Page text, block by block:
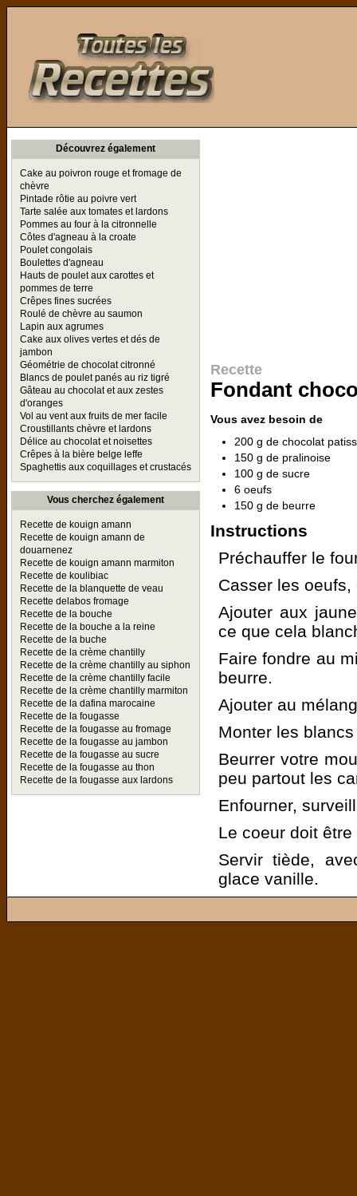
Découvrez également
Cake au poivron rouge et fromage de
chèvre
Pintade rôtie au poivre vert
Tarte salée aux tomates et lardons
Pommes au four à la citronnelle
Côtes d'agneau à la croate
Poulet congolais
Boulettes d'agneau
Hauts de poulet aux carottes et
pommes de terre
Crêpes fines sucrées
Roulé de chèvre au saumon
Lapin aux agrumes
Cake aux olives vertes et dés de
jambon
Géométrie de chocolat citronné
Blancs de poulet panés au riz tigré
Gâteau au chocolat et aux zestes
d'oranges
Vol au vent aux fruits de mer facile
Croustillants chèvre et lardons
Délice au chocolat et noisettes
Crêpes à la bière belge leffe
Spaghettis aux coquillages et crustacés
Vous cherchez également
Recette de kouign amann
Recette de kouign amann de
douarnenez
Recette de kouign amann marmiton
Recette de koulibiac
Recette de la blanquette de veau
Recette delabos fromage
Recette de la bouche
Recette de la bouche a la reine
Recette de la buche
Recette de la crème chantilly
Recette de la crème chantilly au siphon
Recette de la crème chantilly facile
Recette de la crème chantilly marmiton
Recette de la dafina marocaine
Recette de la fougasse
Recette de la fougasse au fromage
Recette de la fougasse au jambon
Recette de la fougasse au sucre
Recette de la fougasse au thon
Recette de la fougasse aux lardons
Recette
Fondant
Vous avez besoin de
200 g de chocolat
150 g de pralinoise
100 g de sucre
6 oeufs
150 g de beurre
Instructions
Préchauffer le
Casser les
Ajouter aux
ce que cela
Faire fondre au
beurre.
Ajouter au
Monter les
Beurrer votre
peu partout les
Enfourner,
Le coeur doit
Servir tiède,
glace vanille.